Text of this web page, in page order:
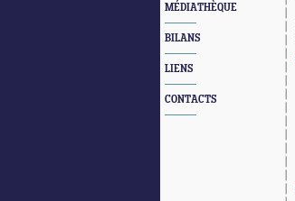
MÉDIATHÈQUE
BILANS
LIENS
CONTACTS